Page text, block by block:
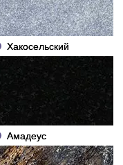
Хакосельский
Амадеус